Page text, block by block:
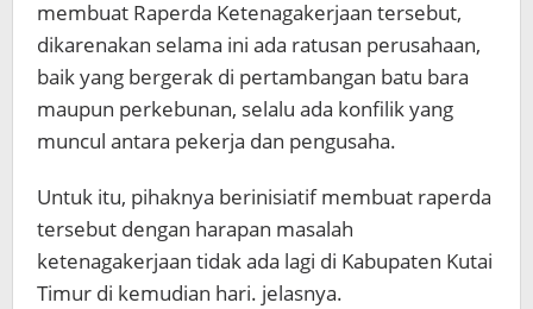
membuat Raperda Ketenagakerjaan tersebut,
dikarenakan selama ini ada ratusan perusahaan,
baik yang bergerak di pertambangan batu bara
maupun perkebunan, selalu ada konfilik yang
muncul antara pekerja dan pengusaha.
Untuk itu, pihaknya berinisiatif membuat raperda
tersebut dengan harapan masalah
ketenagakerjaan tidak ada lagi di Kabupaten Kutai
Timur di kemudian hari. jelasnya.